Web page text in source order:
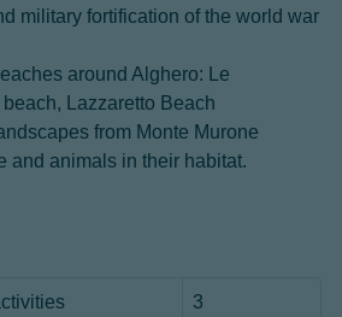
military fortification of the world war
around Alghero: Le
beach, Lazzaretto Beach
from Monte Murone
and animals in their habitat.
3